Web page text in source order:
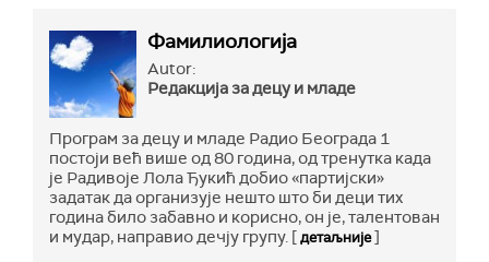
Фамилиологија
Autor:
Редакција за децу и младе
Програм за децу и младе Радио Београда 1
постоји већ више од 80 година, од тренутка када
је Радивоје Лола Ђукић добио «партијски»
задатак да организује нешто што би деци тих
година било забавно и корисно, он је, талентован
и мудар, направио дечју групу. [детаљније]